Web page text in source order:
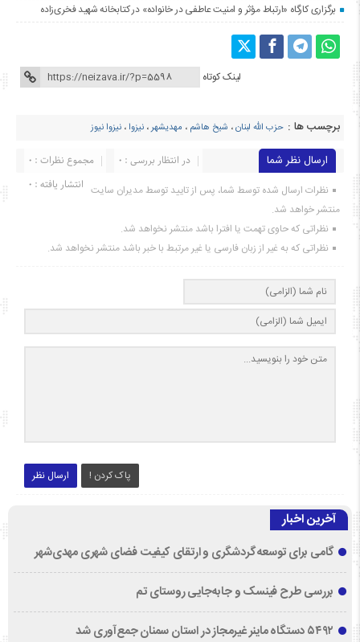
برگزاری کارگاه «ارتباط مؤثر و امنیت عاطفی در خانواده» در کتابخانه شهید فخری‌زاده
لینک کوتاه
برچسب ها : حزب الله لبنان، شیخ هاشم ، مهدیشهر، نیزوا ، نیزوا نیوز
ارسال نظر شما مجموع نظرات : 0
در انتظار بررسی : 0
انتشار یافته : ۰ نظرات ارسال شده توسط شما، پس از تایید توسط مدیران سایت
منتشر خواهد شد.
نظراتی که حاوی تهمت یا افترا باشد منتشر نخواهد شد.
نظراتی که به غیر از زبان فارسی یا غیر مرتبط با خبر باشد منتشر نخواهد شد.
ارسال نظر پاک کردن !
آخرین اخبار
گامی برای توسعه گردشگری و ارتقای کیفیت فضای شهری مهدی‌شهر
بررسی طرح فینسک و جابه‌جایی روستای تم
۵۴۹۲ دستگاه ماینر غیرمجاز در استان سمنان جمع‌آوری شد